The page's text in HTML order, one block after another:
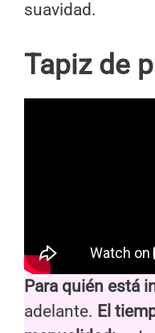
suavidad.
Tapiz de
Para quién está
adelante. El